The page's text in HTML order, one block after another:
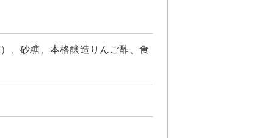
、砂糖、本格醸造りんご酢、食